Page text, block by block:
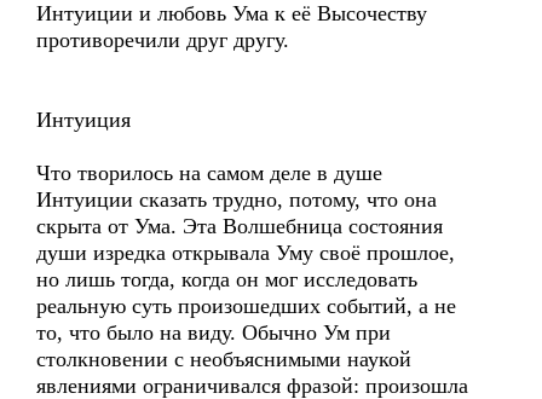
Интуиции и любовь Ума к её Высочеству
противоречили друг другу.
Интуиция
Что творилось на самом деле в душе
Интуиции сказать трудно, потому, что она
скрыта от Ума. Эта Волшебница состояния
души изредка открывала Уму своё прошлое,
но лишь тогда, когда он мог исследовать
реальную суть произошедших событий, а не
то, что было на виду. Обычно Ум при
столкновении с необъяснимыми наукой
явлениями ограничивался фразой: произошла